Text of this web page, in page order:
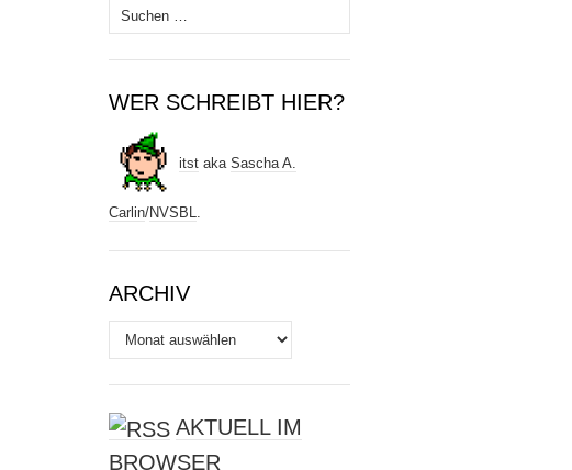
Suchen
nach:
WER SCHREIBT HIER?
itst aka Sascha A.
Carlin/NVSBL.
ARCHIV
Archiv
AKTUELL IM
BROWSER